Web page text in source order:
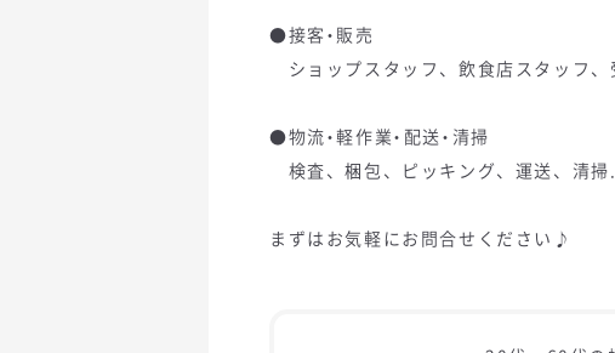
●接客・販売
ショップスタッフ、飲食店スタッフ
●物流・軽作業・配送・清掃
検査、梱包、ピッキング、運送、清
まずはお気軽にお問合せください♪